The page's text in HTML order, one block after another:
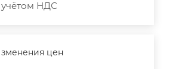
НДС
цен